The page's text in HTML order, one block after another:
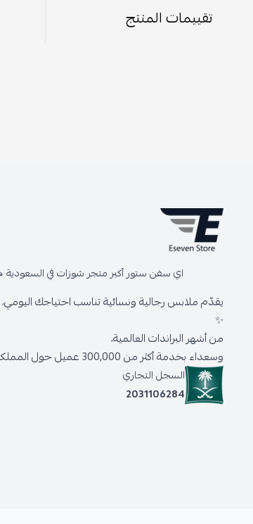
تقييمات المنتج
اي سفن ستور أكبر متجر شوزات في السعودية
يقدّم ملابس رجالية ونسائية تناسب احتياجك
✨
من أشهر البراندات العالمية،
وسعداء بخدمة أكثر من 300,000 عميل حول المملكة.
السجل التجاري
2031106284